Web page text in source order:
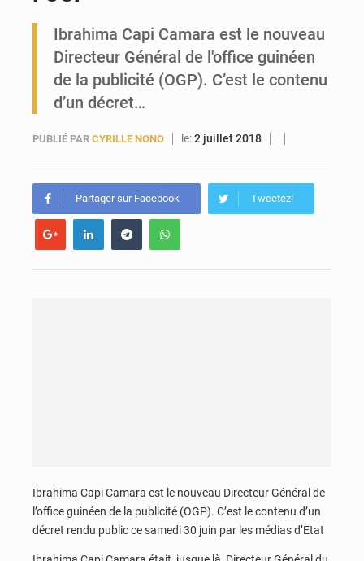
Forces Vives en Guinée : la coalition critique la gestion de Mamadi Doumbouya
Ibrahima Capi Camara est le nouveau
Directeur Général de l'office guinéen
de la publicité (OGP). C’est le contenu
d’un décret…
PUBLIÉ PAR CYRILLE NONO le:2 juillet 2018
Partager sur Facebook Tweetez!
Ibrahima Capi Camara est le nouveau Directeur Général de
l’office guinéen de la publicité (OGP). C’est le contenu d’un
décret rendu public ce samedi 30 juin par les médias d’Etat